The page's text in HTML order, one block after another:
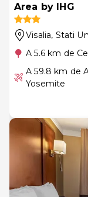
Area by IHG
Visalia, Stati
A 5.6 km de
A 59.8 km de
Yosemite